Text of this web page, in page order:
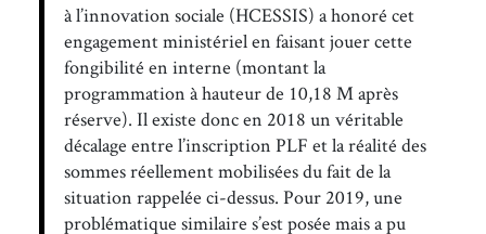
à l’innovation sociale (HCESSIS) a honoré cet
engagement ministériel en faisant jouer cette
fongibilité en interne (montant la
programmation à hauteur de 10,18 M après
réserve). Il existe donc en 2018 un véritable
décalage entre l’inscription PLF et la réalité des
sommes réellement mobilisées du fait de la
situation rappelée ci-dessus. Pour 2019, une
problématique similaire s’est posée mais a pu